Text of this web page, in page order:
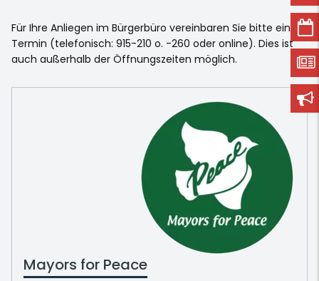
Für Ihre Anliegen im Bürgerbüro vereinbaren Sie bitte einen
Termin (telefonisch: 915-210 o. -260 oder online). Dies ist
auch außerhalb der Öffnungszeiten möglich.
Mayors for Peace